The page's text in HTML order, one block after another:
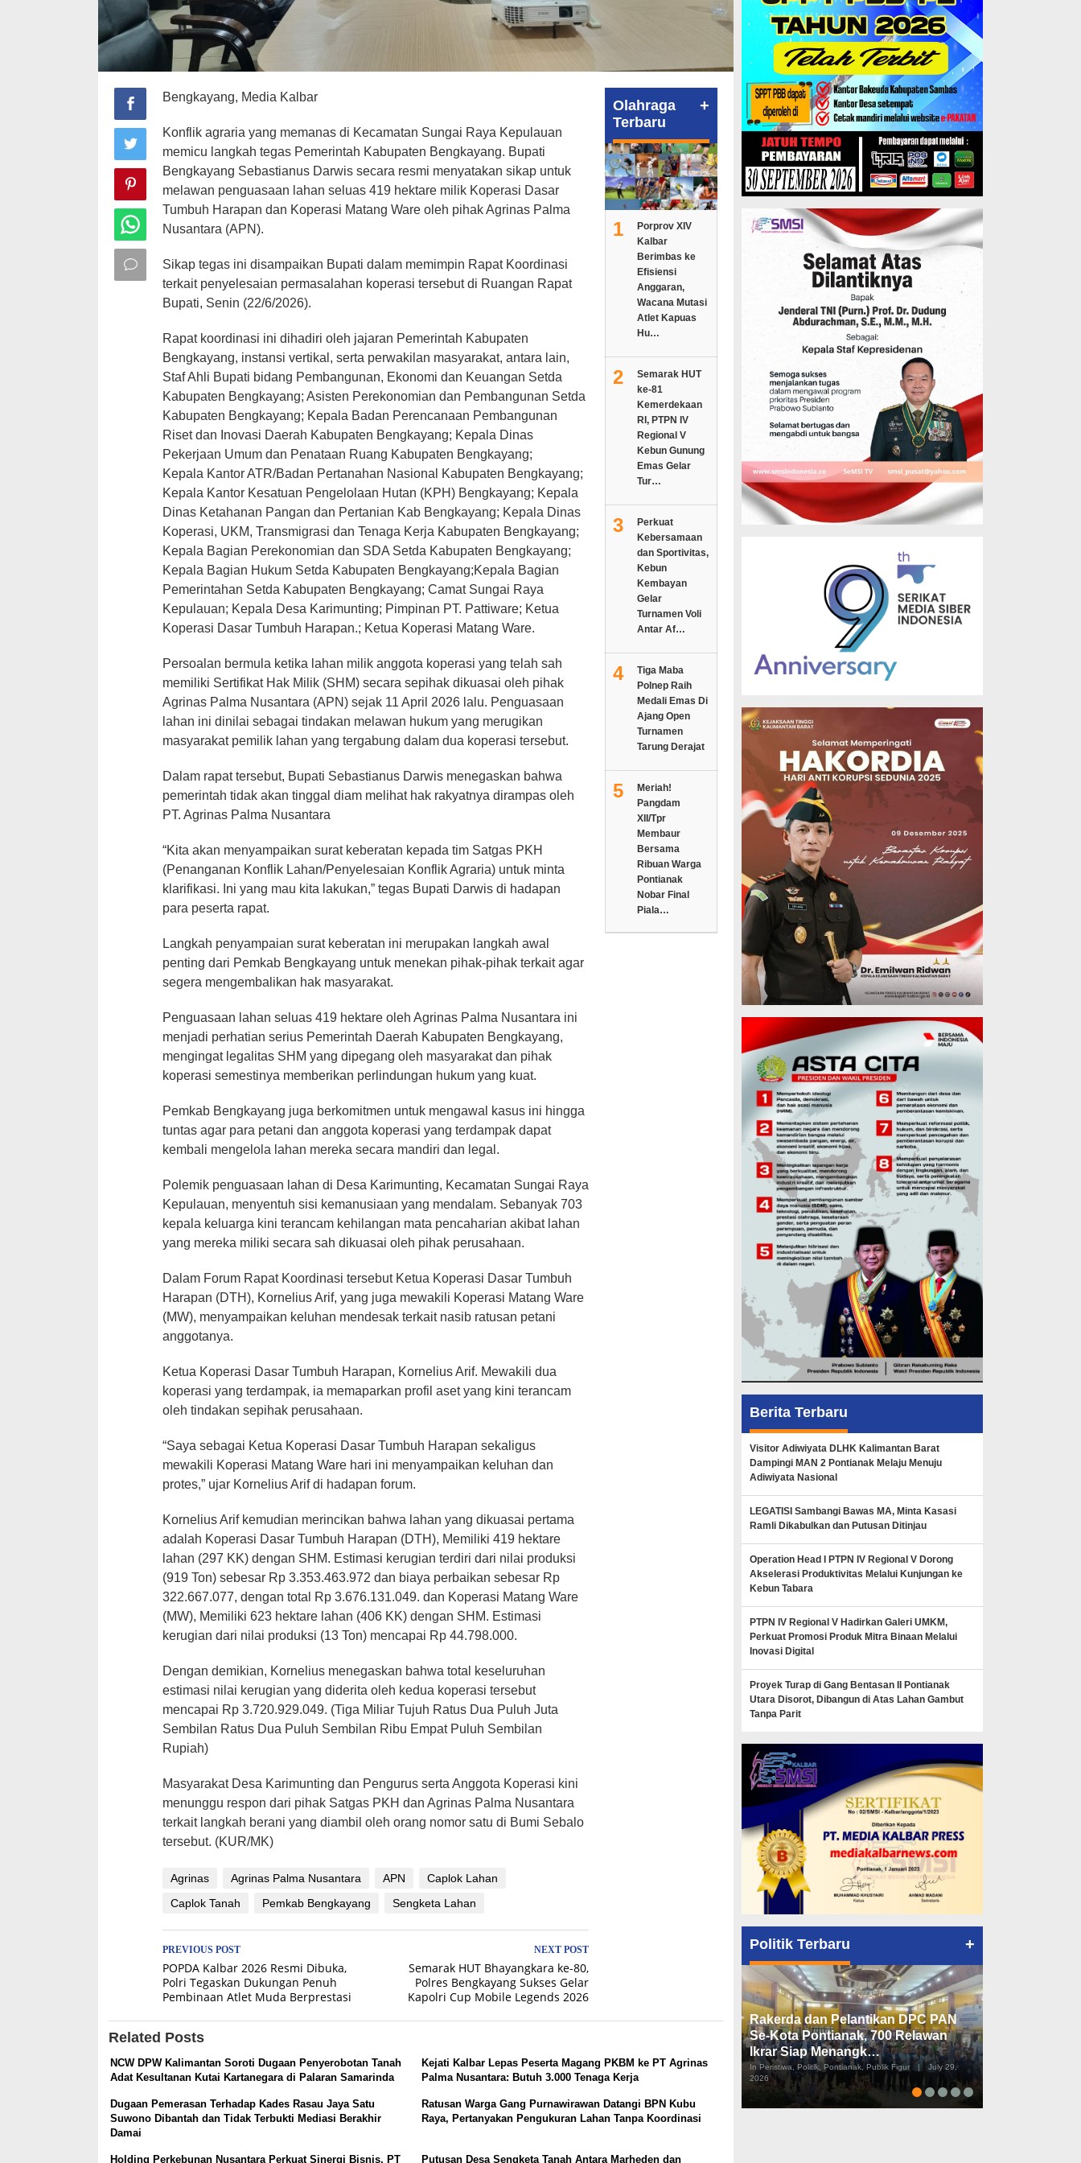
Bengkayang, Media Kalbar
Konflik agraria yang memanas di Kecamatan Sungai Raya Kepulauan
memicu langkah tegas Pemerintah Kabupaten Bengkayang. Bupati
Bengkayang Sebastianus Darwis secara resmi menyatakan sikap untuk
melawan penguasaan lahan seluas 419 hektare milik Koperasi Dasar
Tumbuh Harapan dan Koperasi Matang Ware oleh pihak Agrinas Palma
Nusantara (APN).
Sikap tegas ini disampaikan Bupati dalam memimpin Rapat Koordinasi
terkait penyelesaian permasalahan koperasi tersebut di Ruangan Rapat
Bupati, Senin (22/6/2026).
Rapat koordinasi ini dihadiri oleh jajaran Pemerintah Kabupaten
Bengkayang, instansi vertikal, serta perwakilan masyarakat, antara lain,
Staf Ahli Bupati bidang Pembangunan, Ekonomi dan Keuangan Setda
Kabupaten Bengkayang; Asisten Perekonomian dan Pembangunan Setda
Kabupaten Bengkayang; Kepala Badan Perencanaan Pembangunan
Riset dan Inovasi Daerah Kabupaten Bengkayang; Kepala Dinas
Pekerjaan Umum dan Penataan Ruang Kabupaten Bengkayang;
Kepala Kantor ATR/Badan Pertanahan Nasional Kabupaten Bengkayang;
Kepala Kantor Kesatuan Pengelolaan Hutan (KPH) Bengkayang; Kepala
Dinas Ketahanan Pangan dan Pertanian Kab Bengkayang; Kepala Dinas
Koperasi, UKM, Transmigrasi dan Tenaga Kerja Kabupaten Bengkayang;
Kepala Bagian Perekonomian dan SDA Setda Kabupaten Bengkayang;
Kepala Bagian Hukum Setda Kabupaten Bengkayang;Kepala Bagian
Pemerintahan Setda Kabupaten Bengkayang; Camat Sungai Raya
Kepulauan; Kepala Desa Karimunting; Pimpinan PT. Pattiware; Ketua
Koperasi Dasar Tumbuh Harapan.; Ketua Koperasi Matang Ware.
Persoalan bermula ketika lahan milik anggota koperasi yang telah sah
memiliki Sertifikat Hak Milik (SHM) secara sepihak dikuasai oleh pihak
Agrinas Palma Nusantara (APN) sejak 11 April 2026 lalu. Penguasaan
lahan ini dinilai sebagai tindakan melawan hukum yang merugikan
masyarakat pemilik lahan yang tergabung dalam dua koperasi tersebut.
Dalam rapat tersebut, Bupati Sebastianus Darwis menegaskan bahwa
pemerintah tidak akan tinggal diam melihat hak rakyatnya dirampas oleh
PT. Agrinas Palma Nusantara
“Kita akan menyampaikan surat keberatan kepada tim Satgas PKH
(Penanganan Konflik Lahan/Penyelesaian Konflik Agraria) untuk minta
klarifikasi. Ini yang mau kita lakukan,” tegas Bupati Darwis di hadapan
para peserta rapat.
Langkah penyampaian surat keberatan ini merupakan langkah awal
penting dari Pemkab Bengkayang untuk menekan pihak-pihak terkait agar
segera mengembalikan hak masyarakat.
Penguasaan lahan seluas 419 hektare oleh Agrinas Palma Nusantara ini
menjadi perhatian serius Pemerintah Daerah Kabupaten Bengkayang,
mengingat legalitas SHM yang dipegang oleh masyarakat dan pihak
koperasi semestinya memberikan perlindungan hukum yang kuat.
Pemkab Bengkayang juga berkomitmen untuk mengawal kasus ini hingga
tuntas agar para petani dan anggota koperasi yang terdampak dapat
kembali mengelola lahan mereka secara mandiri dan legal.
Polemik penguasaan lahan di Desa Karimunting, Kecamatan Sungai Raya
Kepulauan, menyentuh sisi kemanusiaan yang mendalam. Sebanyak 703
kepala keluarga kini terancam kehilangan mata pencaharian akibat lahan
yang mereka miliki secara sah dikuasai oleh pihak perusahaan.
Dalam Forum Rapat Koordinasi tersebut Ketua Koperasi Dasar Tumbuh
Harapan (DTH), Kornelius Arif, yang juga mewakili Koperasi Matang Ware
(MW), menyampaikan keluhan mendesak terkait nasib ratusan petani
anggotanya.
Ketua Koperasi Dasar Tumbuh Harapan, Kornelius Arif. Mewakili dua
koperasi yang terdampak, ia memaparkan profil aset yang kini terancam
oleh tindakan sepihak perusahaan.
“Saya sebagai Ketua Koperasi Dasar Tumbuh Harapan sekaligus
mewakili Koperasi Matang Ware hari ini menyampaikan keluhan dan
protes,” ujar Kornelius Arif di hadapan forum.
Kornelius Arif kemudian merincikan bahwa lahan yang dikuasai pertama
adalah Koperasi Dasar Tumbuh Harapan (DTH), Memiliki 419 hektare
lahan (297 KK) dengan SHM. Estimasi kerugian terdiri dari nilai produksi
(919 Ton) sebesar Rp 3.353.463.972 dan biaya perbaikan sebesar Rp
322.667.077, dengan total Rp 3.676.131.049. dan Koperasi Matang Ware
(MW), Memiliki 623 hektare lahan (406 KK) dengan SHM. Estimasi
kerugian dari nilai produksi (13 Ton) mencapai Rp 44.798.000.
Dengan demikian, Kornelius menegaskan bahwa total keseluruhan
estimasi nilai kerugian yang diderita oleh kedua koperasi tersebut
mencapai Rp 3.720.929.049. (Tiga Miliar Tujuh Ratus Dua Puluh Juta
Sembilan Ratus Dua Puluh Sembilan Ribu Empat Puluh Sembilan
Rupiah)
Masyarakat Desa Karimunting dan Pengurus serta Anggota Koperasi kini
menunggu respon dari pihak Satgas PKH dan Agrinas Palma Nusantara
terkait langkah berani yang diambil oleh orang nomor satu di Bumi Sebalo
tersebut. (KUR/MK)
Agrinas Agrinas Palma Nusantara APN
Caplok Lahan
Caplok Tanah
Pemkab Bengkayang Sengketa Lahan
Post
navigation
PREVIOUS POST
POPDA Kalbar 2026 Resmi Dibuka,
Polri Tegaskan Dukungan Penuh
Pembinaan Atlet Muda Berprestasi
NEXT POST
Semarak HUT Bhayangkara ke-80,
Polres Bengkayang Sukses Gelar
Kapolri Cup Mobile Legends 2026
Olahraga
Terbaru
+
1
Porprov XIV
Kalbar
Berimbas ke
Efisiensi
Anggaran,
Wacana Mutasi
Atlet Kapuas
Hu…
2
Semarak HUT
ke-81
Kemerdekaan
RI, PTPN IV
Regional V
Kebun Gunung
Emas Gelar
Tur…
3
Perkuat
Kebersamaan
dan Sportivitas,
Kebun
Kembayan
Gelar
Turnamen Voli
Antar Af…
4
Tiga Maba
Polnep Raih
Medali Emas Di
Ajang Open
Turnamen
Tarung Derajat
5
Meriah!
Pangdam
XII/Tpr
Membaur
Bersama
Ribuan Warga
Pontianak
Nobar Final
Piala…
Related Posts
NCW DPW Kalimantan Soroti Dugaan Penyerobotan Tanah
Adat Kesultanan Kutai Kartanegara di Palaran Samarinda
Kejati Kalbar Lepas Peserta Magang PKBM ke PT Agrinas
Palma Nusantara: Butuh 3.000 Tenaga Kerja
Dugaan Pemerasan Terhadap Kades Rasau Jaya Satu
Suwono Dibantah dan Tidak Terbukti Mediasi Berakhir
Damai
Ratusan Warga Gang Purnawirawan Datangi BPN Kubu
Raya, Pertanyakan Pengukuran Lahan Tanpa Koordinasi
Holding Perkebunan Nusantara Perkuat Sinergi Bisnis, PT Putusan Desa Sengketa Tanah Antara Marheden dan
Berita Terbaru
Visitor Adiwiyata DLHK Kalimantan Barat
Dampingi MAN 2 Pontianak Melaju Menuju
Adiwiyata Nasional
LEGATISI Sambangi Bawas MA, Minta Kasasi
Ramli Dikabulkan dan Putusan Ditinjau
Operation Head I PTPN IV Regional V Dorong
Akselerasi Produktivitas Melalui Kunjungan ke
Kebun Tabara
PTPN IV Regional V Hadirkan Galeri UMKM,
Perkuat Promosi Produk Mitra Binaan Melalui
Inovasi Digital
Proyek Turap di Gang Bentasan II Pontianak
Utara Disorot, Dibangun di Atas Lahan Gambut
Tanpa Parit
Politik Terbaru +
Rakerda dan Pelantikan DPC PAN
Se-Kota Pontianak, 700 Relawan
Ikrar Siap Menangk…
In Peristiwa, Politik, Pontianak, Publik Figur |
July 29,
2026